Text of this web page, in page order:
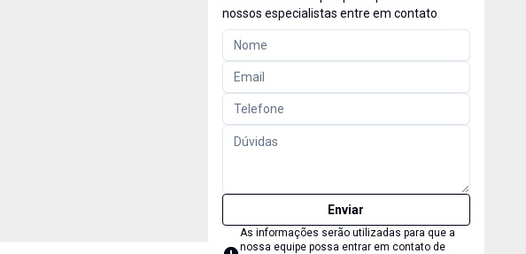
nossos especialistas entre em contato
Enviar
As informações serão utilizadas para que a
nossa equipe possa entrar em contato de